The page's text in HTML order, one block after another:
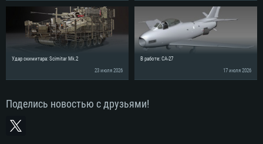
Удар скимитара: Scimitar Mk.2
23 июля 2026
В работе: CA-27
17 июля 2026
Поделись новостью с друзьями!